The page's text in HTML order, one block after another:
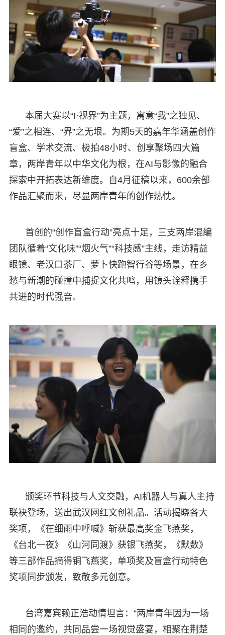
本届大赛以“I·视界”为主题，寓意“我”之独见、
“爱”之相连、“界”之无垠。为期5天的嘉年华涵盖创作
盲盒、学术交流、极拍48小时、创享聚场四大篇
章，两岸青年以中华文化为根，在AI与影像的融合
探索中开拓表达新维度。自4月征稿以来，600余部
作品汇聚而来，尽显两岸青年的创作热忱。
首创的“创作盲盒行动”亮点十足，三支两岸混编
团队循着“文化味”“烟火气”“科技感”主线，走访精益
眼镜、老汉口茶厂、萝卜快跑智行谷等场景，在乡
愁与新潮的碰撞中捕捉文化共鸣，用镜头诠释携手
共进的时代强音。
颁奖环节科技与人文交融，AI机器人与真人主持
联袂登场，送出武汉网红文创礼品。活动揭晓各大
奖项，《在细雨中呼喊》斩获最高奖金飞燕奖，
《台北一夜》《山河同渡》获银飞燕奖，《默数》
等三部作品摘得铜飞燕奖，单项奖及盲盒行动特色
奖项同步颁发，致敬多元创意。
台湾嘉宾赖正浩动情坦言：“两岸青年因为一场
相同的邀约，共同品尝一场视觉盛宴，相聚在荆楚